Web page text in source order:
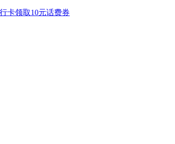
卡领取10元话费券